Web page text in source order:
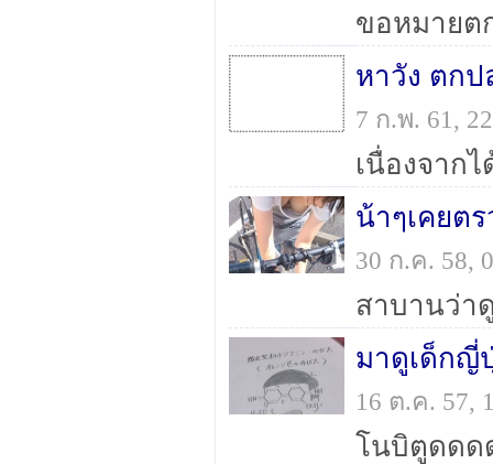
7 ก.พ. 61,
น้าๆเคยต
30 ก.ค. 58,
สาบานว่า
มาดูเด็กญี่
16 ต.ค. 57,
โนบิตูดดด